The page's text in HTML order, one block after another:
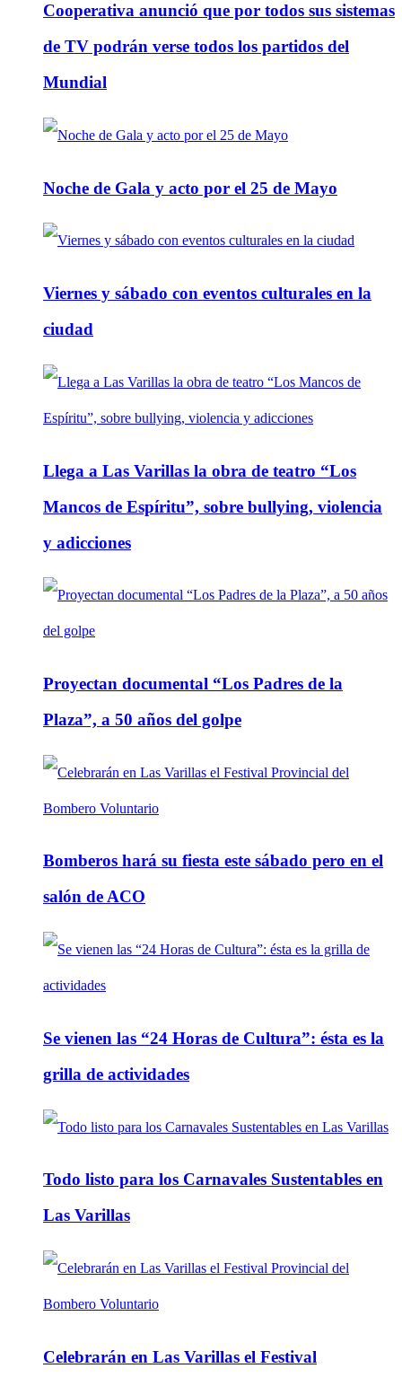
Cooperativa anunció que por todos sus sistemas
de TV podrán verse todos los partidos del
Mundial
Noche de Gala y acto por el 25 de Mayo
Viernes y sábado con eventos culturales en la
ciudad
Llega a Las Varillas la obra de teatro “Los
Mancos de Espíritu”, sobre bullying, violencia
y adicciones
Proyectan documental “Los Padres de la
Plaza”, a 50 años del golpe
Bomberos hará su fiesta este sábado pero en el
salón de ACO
Se vienen las “24 Horas de Cultura”: ésta es la
grilla de actividades
Todo listo para los Carnavales Sustentables en
Las Varillas
Celebrarán en Las Varillas el Festival